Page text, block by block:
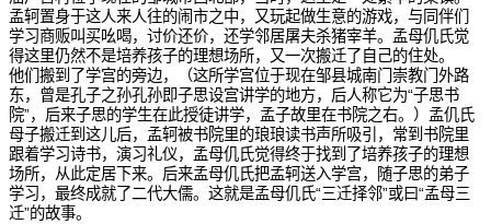
孟轲置身于这人来人往的闹市之中，又玩起做生意的游戏，与同伴们
学习商贩叫买吆喝，讨价还价，还学邻居屠夫杀猪宰羊。孟母仉氏觉
得这里仍然不是培养孩子的理想场所，又一次搬迁了自己的住处。
他们搬到了学宫的旁边，（这所学宫位于现在邹县城南门崇教门外路
东，曾是孔子之孙孔孙即子思设宫讲学的地方，后人称它为“子思书
院”，后来子思的学生在此授徒讲学，孟子故里在书院之右。）孟仉氏
母子搬迁到这儿后，孟轲被书院里的琅琅读书声所吸引，常到书院里
跟着学习诗书，演习礼仪，孟母仉氏觉得终于找到了培养孩子的理想
场所，从此定居下来。后来孟母仉氏把孟轲送入学宫，随子思的弟子
学习，最终成就了二代大儒。这就是孟母仉氏“三迁择邻”或曰“孟母三
迁”的故事。